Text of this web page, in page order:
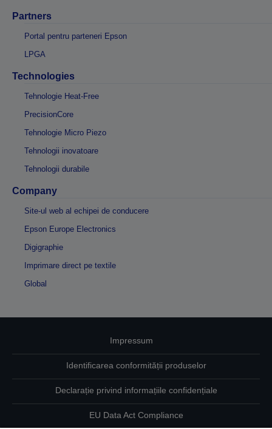
Partners
Portal pentru parteneri Epson
LPGA
Technologies
Tehnologie Heat-Free
PrecisionCore
Tehnologie Micro Piezo
Tehnologii inovatoare
Tehnologii durabile
Company
Site-ul web al echipei de conducere
Epson Europe Electronics
Digigraphie
Imprimare direct pe textile
Global
Impressum
Identificarea conformității produselor
Declarație privind informațiile confidențiale
EU Data Act Compliance